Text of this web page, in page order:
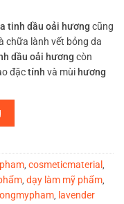
tinh dầu oải hương cũng
chữa lành vết bỏng da
dầu oải hương còn
đặctính và mùi hương
lượng
, cosmeticmaterial ,
, dạy làm mỹ phẩm,
, lavender